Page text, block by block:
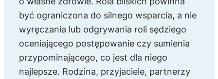
być ograniczona do silnego wsparcia, a nie
wyręczania lub odgrywania roli sędziego
oceniającego postępowanie czy sumienia
przypominającego, co jest dla niego
najlepsze. Rodzina, przyjaciele, partnerzy